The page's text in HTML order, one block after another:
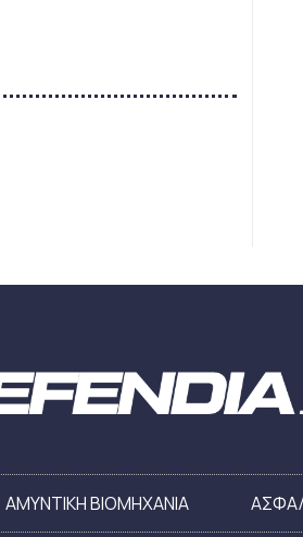
ΑΜΥΝΤΙΚΗ ΒΙΟΜΗΧΑΝΙΑ